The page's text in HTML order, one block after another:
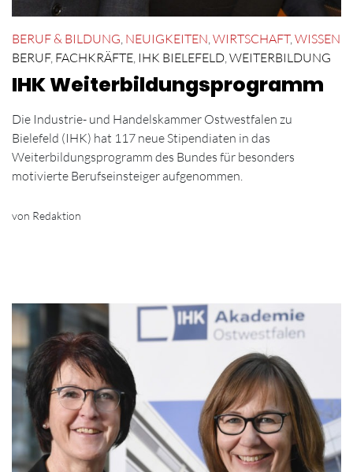
BERUF & BILDUNG NEUIGKEITEN WIRTSCHAFT, WISSEN
BERUF, FACHKRÄFTE IHK BIELEFELD WEITERBILDUNG
IHK Weiterbildungsprogramm
Die Industrie- und Handelskammer Ostwestfalen zu
Bielefeld (IHK) hat 117 neue Stipendiaten in das
Weiterbildungsprogramm des Bundes für besonders
motivierte Berufseinsteiger aufgenommen.
von Redaktion